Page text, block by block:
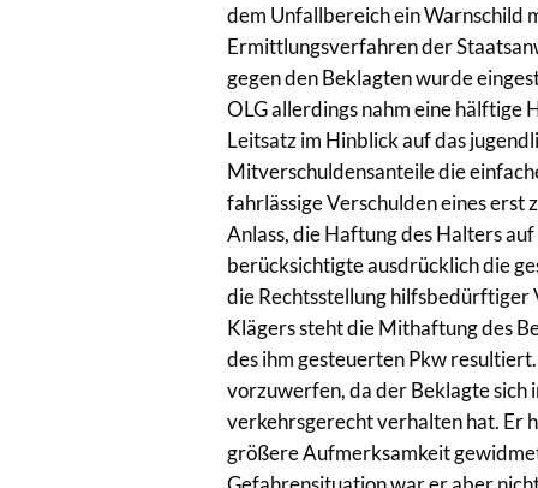
dem Unfallbereich ein Warnschild
Ermittlungsverfahren der
gegen den Beklagten wurde
OLG allerdings nahm eine hälftige
Leitsatz im Hinblick auf das
Mitverschuldensanteile die
fahrlässige Verschulden eines erst
Anlass, die Haftung des Halters
berücksichtigte ausdrücklich die
die Rechtsstellung hilfsbedürftiger
Klägers steht die Mithaftung des
des ihm gesteuerten Pkw
vorzuwerfen, da der Beklagte sich
verkehrsgerecht verhalten hat. Er
größere Aufmerksamkeit